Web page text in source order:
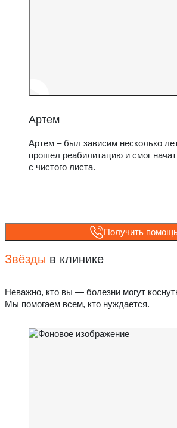
Артем
Артем – был зависим несколько
прошел реабилитацию и смог
с чистого листа.
Получить
Звёзды в клинике
Неважно, кто вы — болезни могут
Мы помогаем всем, кто нуждается.